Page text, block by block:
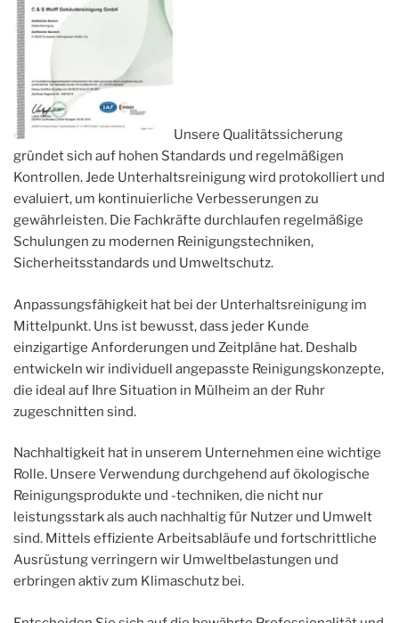
Unsere Qualitätssicherung
gründet sich auf hohen Standards und regelmäßigen
Kontrollen. Jede Unterhaltsreinigung wird protokolliert und
evaluiert, um kontinuierliche Verbesserungen zu
gewährleisten. Die Fachkräfte durchlaufen regelmäßige
Schulungen zu modernen Reinigungstechniken,
Sicherheitsstandards und Umweltschutz.
Anpassungsfähigkeit hat bei der Unterhaltsreinigung im
Mittelpunkt. Uns ist bewusst, dass jeder Kunde
einzigartige Anforderungen und Zeitpläne hat. Deshalb
entwickeln wir individuell angepasste Reinigungskonzepte,
die ideal auf Ihre Situation in Mülheim an der Ruhr
zugeschnitten sind.
Nachhaltigkeit hat in unserem Unternehmen eine wichtige
Rolle. Unsere Verwendung durchgehend auf ökologische
Reinigungsprodukte und -techniken, die nicht nur
leistungsstark als auch nachhaltig für Nutzer und Umwelt
sind. Mittels effiziente Arbeitsabläufe und fortschrittliche
Ausrüstung verringern wir Umweltbelastungen und
erbringen aktiv zum Klimaschutz bei.